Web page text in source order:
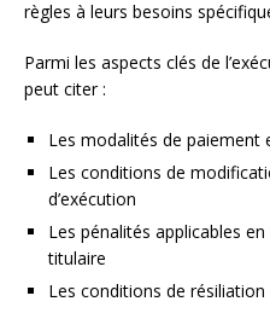
règles à leurs besoins
Parmi les aspects clés de
peut citer :
Les modalités de paiement
Les conditions de
d’exécution
Les pénalités applicables
titulaire
Les conditions de résiliation